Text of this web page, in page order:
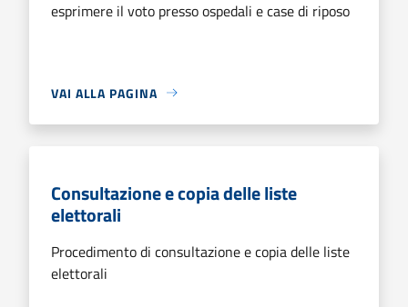
esprimere il voto presso ospedali e case di riposo
VAI ALLA PAGINA
Consultazione e copia delle liste
elettorali
Procedimento di consultazione e copia delle liste
elettorali